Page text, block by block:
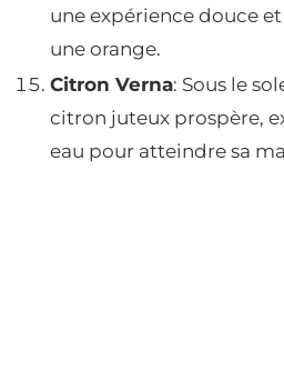
une expérience douce
une orange.
Citron Verna: Sous le
citron juteux prospère,
eau pour atteindre sa